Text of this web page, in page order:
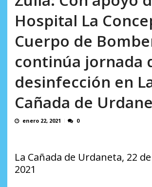
Hospital La
Cuerpo de
continúa jornada
desinfección en
Cañada de
enero 22, 2021 0
La Cañada de Urdaneta, 22
2021